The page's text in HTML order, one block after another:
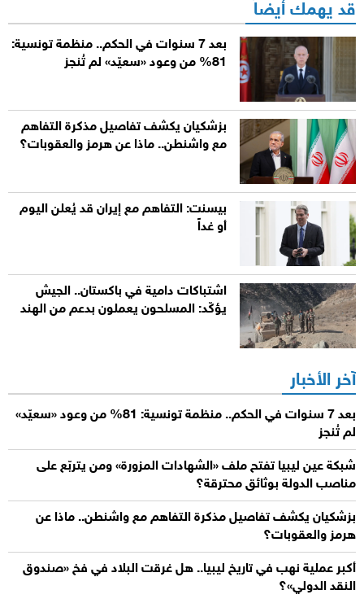
قد يهمك أيضاً
بعد 7 سنوات في الحكم.. منظمة تونسية:
81% من وعود «سعيّد» لم تُنجز
بزشكيان يكشف تفاصيل مذكرة التفاهم
مع واشنطن.. ماذا عن هرمز والعقوبات؟
بيسنت: التفاهم مع إيران قد يُعلن اليوم
أو غداً
اشتباكات دامية في باكستان.. الجيش
يؤكّد: المسلحون يعملون بدعم من الهند
آخر الأخبار
بعد 7 سنوات في الحكم.. منظمة تونسية: 81% من وعود «سعيّد»
لم تُنجز
شبكة عين ليبيا تفتح ملف «الشهادات المزورة» ومن يتربّع على
مناصب الدولة بوثائق محترقة؟
بزشكيان يكشف تفاصيل مذكرة التفاهم مع واشنطن.. ماذا عن
هرمز والعقوبات؟
أكبر عملية نهب في تاريخ ليبيا.. هل غرقت البلاد في فخ «صندوق
النقد الدولي»؟